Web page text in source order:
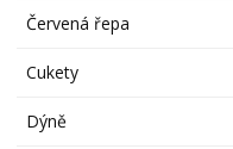
Červená řepa
Cukety
Dýně